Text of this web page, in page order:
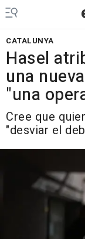
CATALUNYA
Hasel
una
"una
Cree que
"desviar el